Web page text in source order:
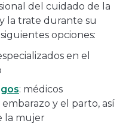
del cuidado de la
la trate durante su
opciones:
en el
: médicos
y el parto, así
la mujer